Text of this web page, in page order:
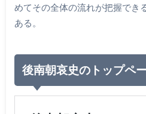
めてその全体の流れが把握でき
ある。
後南朝哀史のトップペ